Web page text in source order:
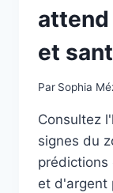
attend
et
Par Sophia
Consultez
signes du
prédictions
et d'argent